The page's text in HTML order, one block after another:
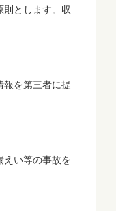
とします。収
を第三者に提
い等の事故を